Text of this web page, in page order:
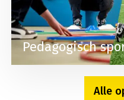
Pedagogisch
Alle